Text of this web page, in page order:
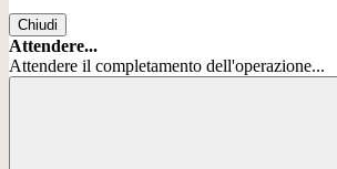
Chiudi
Attendere...
Attendere il completamento dell'operazione...